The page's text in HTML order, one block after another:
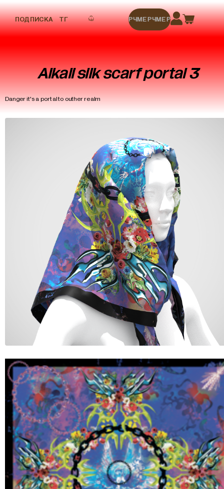
ПОДПИСКА ТГ МЕРЧМЕРЧМЕРЧМЕРЧМЕРЧ
Alkali silk scarf portal 3
Danger it's a portal to outher realm